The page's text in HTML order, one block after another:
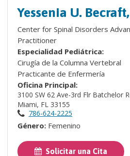
Yessenia U.
Center for Spinal Disorders
Practitioner
Especialidad Pediátrica:
Cirugía de la Columna Vertebral
Practicante de Enfermería
Oficina Principal:
3100 SW 62 Ave-3rd Flr Batchelor
Miami, FL 33155
786-624-2225
Género: Femenino
Solicitar una Cita